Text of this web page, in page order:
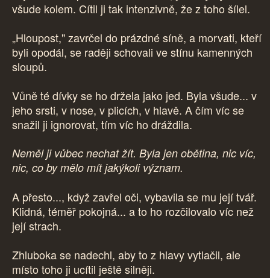
všude kolem. Cítil ji tak intenzivně, že z toho šílel.
„Hloupost," zavrčel do prázdné síně, a morvati, kteří
byli opodál, se raději schovali ve stínu kamenných
sloupů.
Vůně té dívky se ho držela jako jed. Byla všude... v
jeho srsti, v nose, v plicích, v hlavě. A čím víc se
snažil ji ignorovat, tím víc ho dráždila.
Neměl ji vůbec nechat žít. Byla jen obětina, nic víc,
nic, co by mělo mít jakýkoli význam.
A přesto..., když zavřel oči, vybavila se mu její tvář.
Klidná, téměř pokojná... a to ho rozčilovalo víc než
její strach.
Zhluboka se nadechl, aby to z hlavy vytlačil, ale
místo toho ji ucítil ještě silněji.